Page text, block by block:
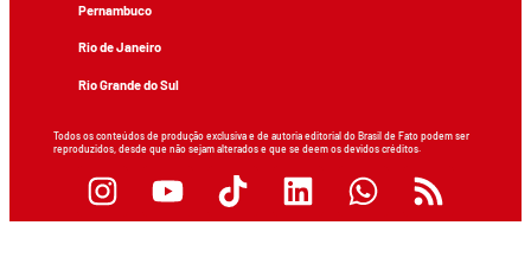
Pernambuco
Rio de Janeiro
Rio Grande do Sul
Todos os conteúdos de produção exclusiva e de autoria editorial do Brasil de Fato podem ser
reproduzidos, desde que não sejam alterados e que se deem os devidos créditos.